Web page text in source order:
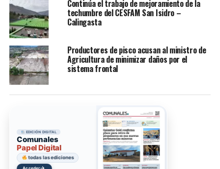
Continúa el trabajo de mejoramiento de la
techumbre del CESFAM San Isidro –
Calingasta
Productores de pisco acusan al ministro de
Agricultura de minimizar daños por el
sistema frontal
EDICIÓN DIGITAL
Comunales
Papel Digital
todas las ediciones